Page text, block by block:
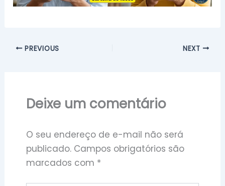
PREVIOUS NEXT
Deixe um comentário
O seu endereço de e-mail não será
publicado. Campos obrigatórios são
marcados com *